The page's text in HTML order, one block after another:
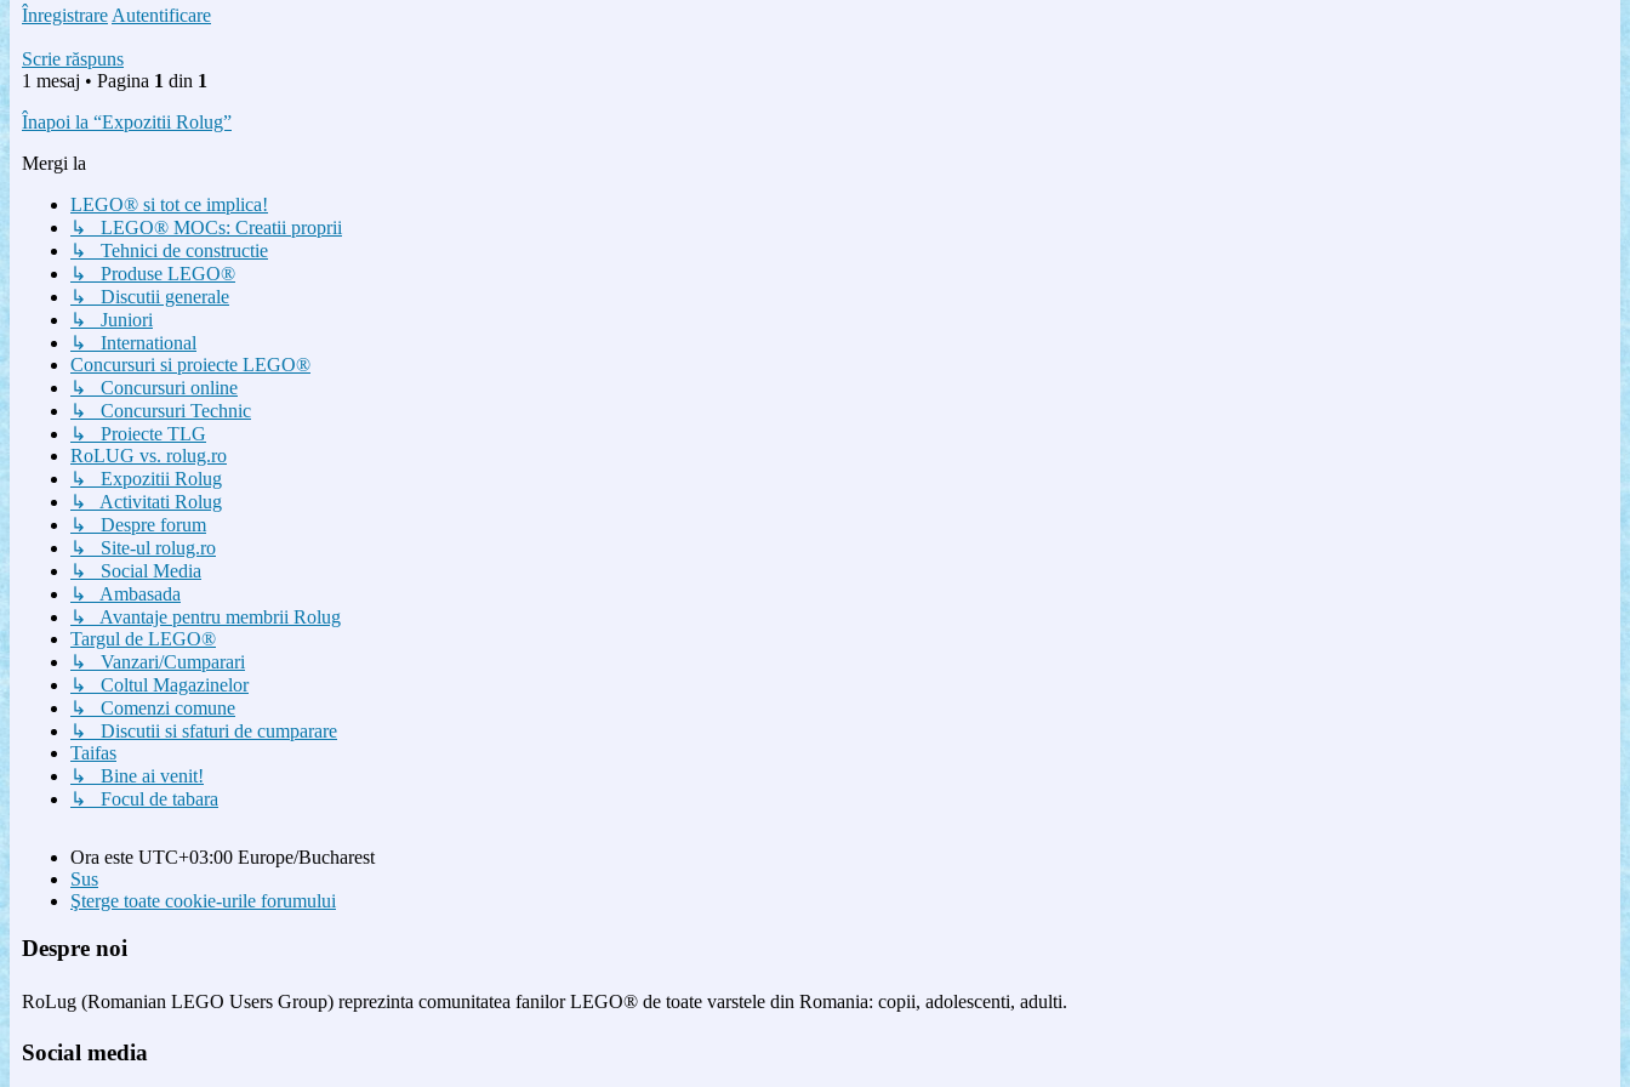
Înregistrare Autentificare
Scrie răspuns
1 mesaj • Pagina 1 din 1
Înapoi la “Expozitii Rolug”
Mergi la
LEGO® si tot ce implica!
↳ LEGO® MOCs: Creatii proprii
↳ Tehnici de constructie
↳ Produse LEGO®
↳ Discutii generale
↳ Juniori
↳ International
Concursuri si proiecte LEGO®
↳ Concursuri online
↳ Concursuri Technic
↳ Proiecte TLG
RoLUG vs. rolug.ro
↳ Expozitii Rolug
↳ Activitati Rolug
↳ Despre forum
↳ Site-ul rolug.ro
↳ Social Media
↳ Ambasada
↳ Avantaje pentru membrii Rolug
Targul de LEGO®
↳ Vanzari/Cumparari
↳ Coltul Magazinelor
↳ Comenzi comune
↳ Discutii si sfaturi de cumparare
Taifas
↳ Bine ai venit!
↳ Focul de tabara
Ora este UTC+03:00 Europe/Bucharest
Sus
Şterge toate cookie-urile forumului
Despre noi
RoLug (Romanian LEGO Users Group) reprezinta comunitatea fanilor LEGO® de toate varstele din Romania: copii, adolescenti, adulti.
Social media